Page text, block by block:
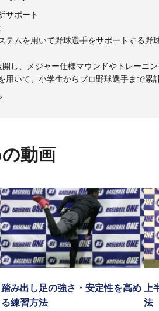
サポート
テムを用いて野球選手をサポートする野
し、メジャー仕様マウンドやトレーニン
用いて、小学生からプロ野球選手まで累
動画
踏み出し足の強さ・安定性を高め
る練習方法
法